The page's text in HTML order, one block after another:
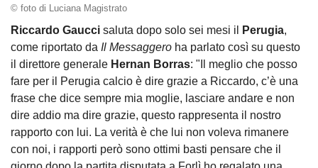
© foto di Luciana Magistrato
Riccardo Gaucci saluta dopo solo sei mesi il Perugia,
come riportato da Il Messaggero ha parlato così su questo
il direttore generale Hernan Borras: "Il meglio che posso
fare per il Perugia calcio è dire grazie a Riccardo, c’è una
frase che dice sempre mia moglie, lasciare andare e non
dire addio ma dire grazie, questo rappresenta il nostro
rapporto con lui. La verità è che lui non voleva rimanere
con noi, i rapporti però sono ottimi basti pensare che il